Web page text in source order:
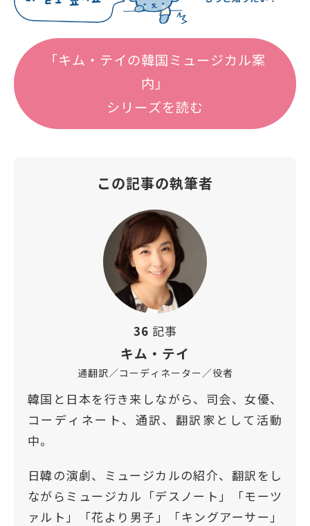
「キム・テイの韓国ミュージカル案
内」
シリーズを読む
この記事の執筆者
36 記事
キム・テイ
通翻訳／コーディネーター／役者
韓国と日本を行き来しながら、司会、女優、
コーディネート、通訳、翻訳家として活動
中。
日韓の演劇、ミュージカルの紹介、翻訳をし
ながらミュージカル「デスノート」「モーツ
ァルト」「花より男子」「キングアーサー」